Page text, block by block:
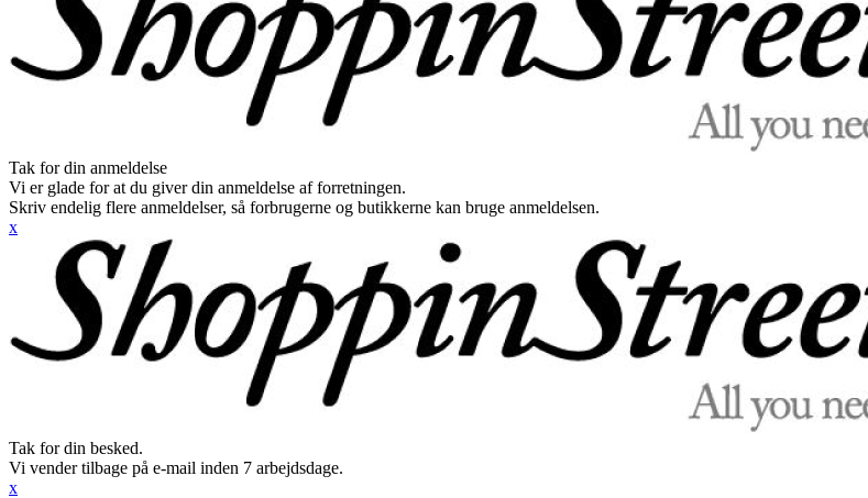
Tak for din anmeldelse
Vi er glade for at du giver din anmeldelse af forretningen.
Skriv endelig flere anmeldelser, så forbrugerne og butikkerne kan bruge anmeldelsen.
x
Tak for din besked.
Vi vender tilbage på e-mail inden 7 arbejdsdage.
x